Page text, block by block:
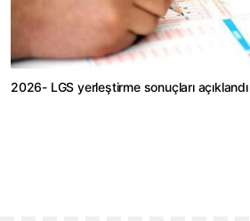
2026- LGS yerleştirme sonuçları açıklandı